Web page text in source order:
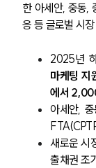
한 아세안, 중동,
응 등 글로벌 시
2025년
마케팅 지
에서
아세안,
새로운 시
출채권 조